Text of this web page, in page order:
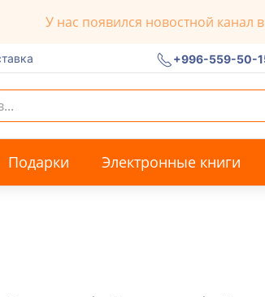
У нас появился новостной канал
+996-559-50-
Подарки Электронные книги